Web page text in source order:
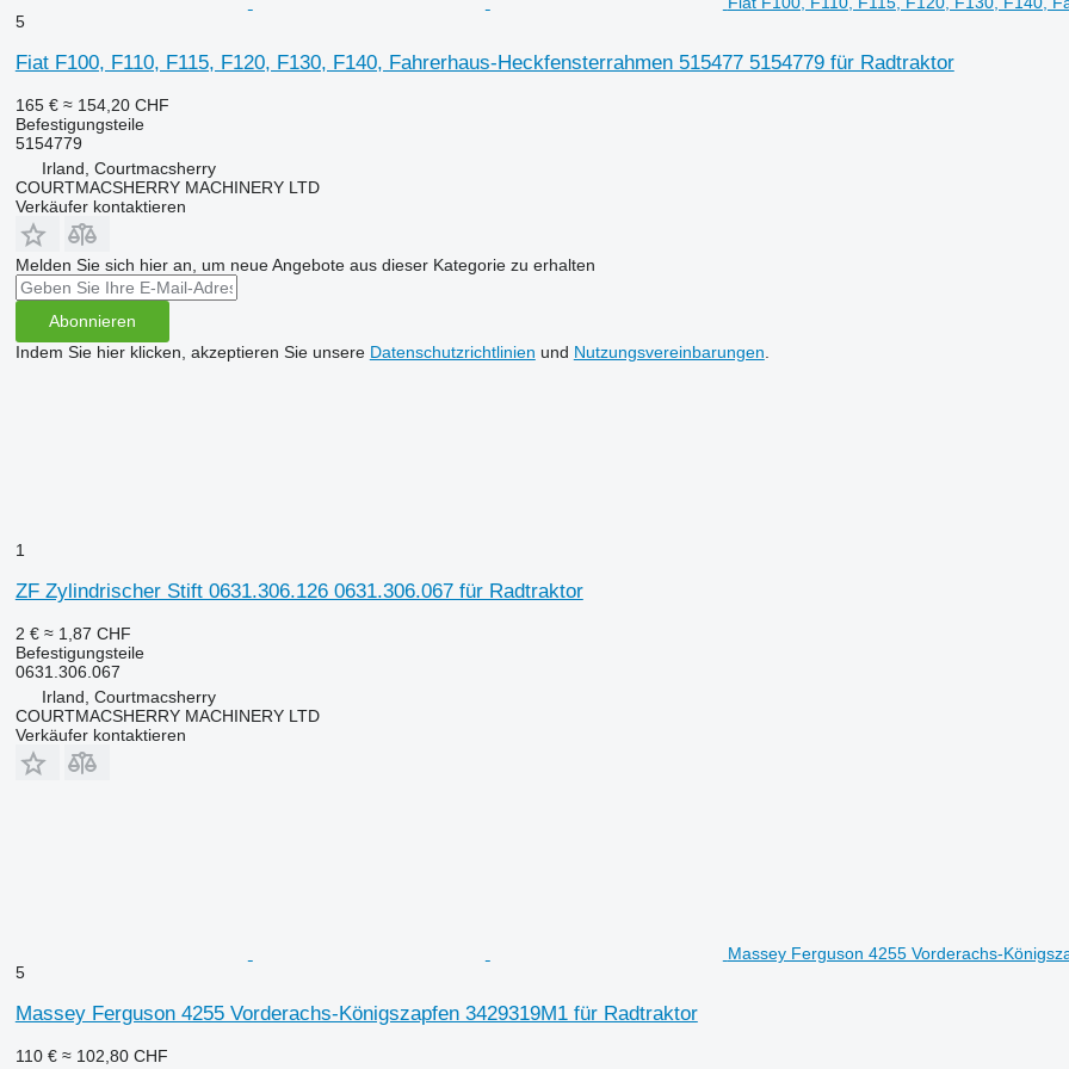
5
Fiat F100, F110, F115, F120, F130, F140, Fahrerhaus-Heckfensterrahmen 515477 5154779 für Radtraktor
165 € ≈ 154,20 CHF
Befestigungsteile
5154779
Irland, Courtmacsherry
COURTMACSHERRY MACHINERY LTD
Verkäufer kontaktieren
Melden Sie sich hier an, um neue Angebote aus dieser Kategorie zu erhalten
Abonnieren
Indem Sie hier klicken, akzeptieren Sie unsere Datenschutzrichtlinien und Nutzungsvereinbarungen
1
ZF Zylindrischer Stift 0631.306.126 0631.306.067 für Radtraktor
2 € ≈ 1,87 CHF
Befestigungsteile
0631.306.067
Irland, Courtmacsherry
COURTMACSHERRY MACHINERY LTD
Verkäufer kontaktieren
Massey Ferguson 4255 Vorderachs-
5
Massey Ferguson 4255 Vorderachs-Königszapfen 3429319M1 für Radtraktor
110 € ≈ 102,80 CHF